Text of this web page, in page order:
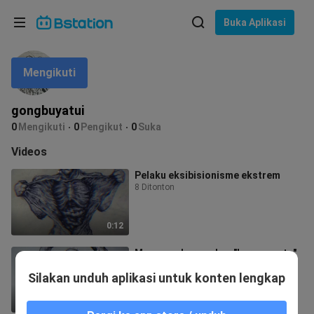
Buka Aplikasi
gongbuyatui
0 Mengikuti 0 Pengikut 0Suka
Mengikuti
Videos
0:12
Pelaku eksibisionisme ekstrem
8 Ditonton
0:12
Menggambar seekor "burung unta"
13 Ditonton
Bahasa: Bahasa Indonesia
Pilih bahasa
English
ภาษาไทย
Tiếng Việt
Bahasa Melayu
Silakan unduh aplikasi untuk konten lengkap